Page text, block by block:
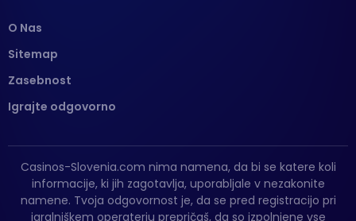
O Nas
Sitemap
Zasebnost
Igrajte odgovorno
Casinos-Slovenia.com nima namena, da bi se katere koli
informacije, ki jih zagotavlja, uporabljale v nezakonite
namene. Tvoja odgovornost je, da se pred registracijo pri
igralniškem operaterju prepričaš, da so izpolnjene vse